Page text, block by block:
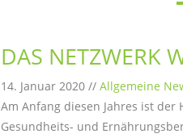
DAS NETZWERK
14. Januar 2020 // Allgemeine
Am Anfang diesen Jahres ist der
Gesundheits- und